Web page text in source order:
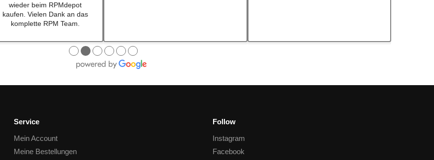
Ich werde bei zukünftigen
Projekten hier als erstes
schauen. Mega Auswahl!
●●●●●●
Service
Mein Account
Meine Bestellungen
Follow
Instagram
Facebook